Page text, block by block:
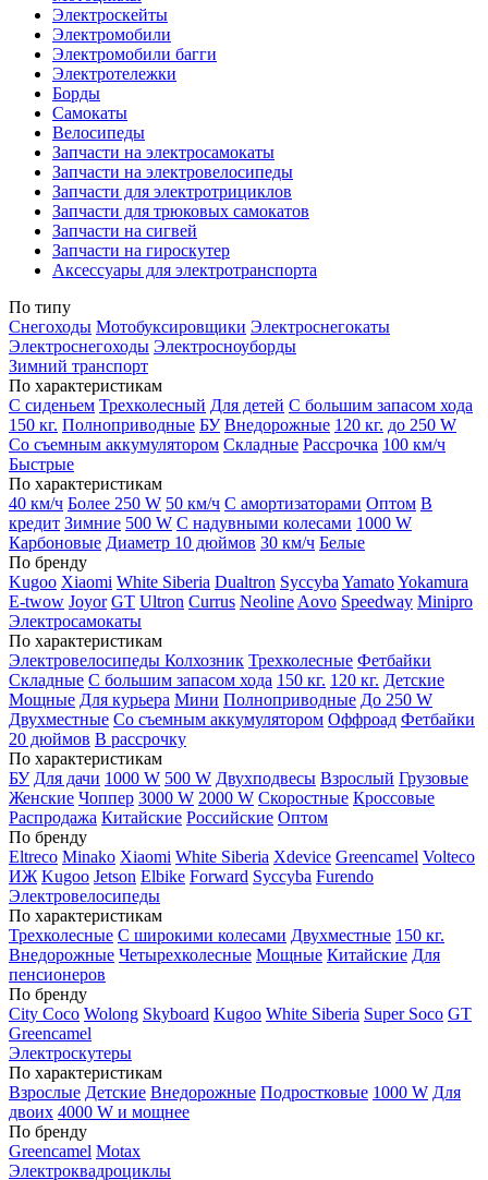
Электроскейты
Электромобили
Электромобили багги
Электротележки
Борды
Самокаты
Велосипеды
Запчасти на электросамокаты
Запчасти на электровелосипеды
Запчасти для электротрициклов
Запчасти для трюковых самокатов
Запчасти на сигвей
Запчасти на гироскутер
Аксессуары для электротранспорта
По типу
Снегоходы Мотобуксировщики Электроснегокаты
Электроснегоходы Электросноуборды
Зимний транспорт
По характеристикам
С сиденьем Трехколесный Для детей С большим запасом хода
150 кг. Полноприводные БУ Внедорожные 120 кг. до 250 W
Со съемным аккумулятором Складные Рассрочка 100 км/ч
Быстрые
По характеристикам
40 км/ч Более 250 W 50 км/ч С амортизаторами Оптом В
кредит Зимние 500 W С надувными колесами 1000 W
Карбоновые Диаметр 10 дюймов 30 км/ч Белые
По бренду
Kugoo Xiaomi White Siberia Dualtron Syccyba YamatoYokamura
E-twow Joyor GT Ultron Currus Neoline Aovo Speedway Minipro
Электросамокаты
По характеристикам
Электровелосипеды Колхозник Трехколесные Фетбайки
Складные С большим запасом хода 150 кг. 120 кг. Детские
Мощные Для курьера Мини Полноприводные До 250 W
Двухместные Со съемным аккумулятором Оффроад Фетбайки
20 дюймов В рассрочку
По характеристикам
БУ Для дачи 1000 W 500 W Двухподвесы Взрослый Грузовые
Женские Чоппер 3000 W 2000 W Скоростные Кроссовые
Распродажа Китайские Российские Оптом
По бренду
Eltreco Minako Xiaomi White Siberia Xdevice Greencamel Volteco
ИЖ Kugoo Jetson Elbike Forward Syccyba Furendo
Электровелосипеды
По характеристикам
Трехколесные С широкими колесами Двухместные 150 кг.
Внедорожные Четырехколесные Мощные Китайские Для
пенсионеров
По бренду
City Coco Wolong Skyboard Kugoo White Siberia Super Soco GT
Greencamel
Электроскутеры
По характеристикам
Взрослые Детские Внедорожные Подростковые 1000 W Для
двоих 4000 W и мощнее
По бренду
Greencamel Motax
Электроквадроциклы